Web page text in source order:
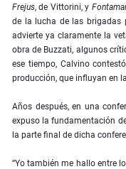
Frejus, de Vittorini, y
de la lucha de las brigadas
advierte ya claramente la
obra de Buzzati, algunos
ese tiempo, Calvino
producción, que influyan en
Años después, en una
expuso la fundamentación
la parte final de dicha
“Yo también me hallo entre